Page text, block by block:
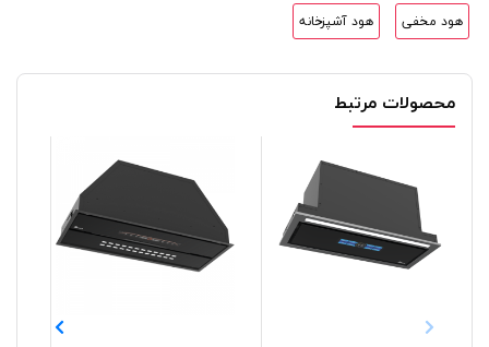
هود مخفی هود آشپزخانه
محصولات مرتبط